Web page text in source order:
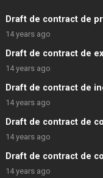
Draft de contract de
14 years ago
Draft de contract de
14 years ago
Draft de contract de
14 years ago
Draft de contract de
14 years ago
Draft de contract de
14 years ago